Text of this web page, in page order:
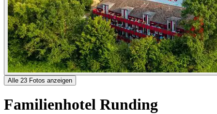
Alle 23 Fotos anzeigen
Familienhotel Runding